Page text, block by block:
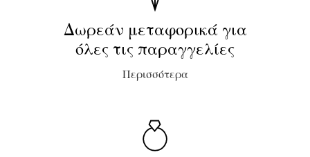
Δωρεάν μεταφορικά για
όλες τις παραγγελίες
Περισσότερα